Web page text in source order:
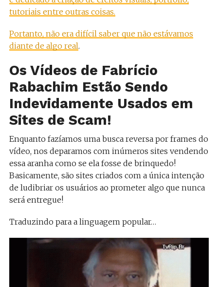
tutoriais entre outras coisas.
Portanto, não era difícil saber que não estávamos
diante de algo real.
Os Vídeos de Fabrício
Rabachim Estão Sendo
Indevidamente Usados em
Sites de Scam!
Enquanto fazíamos uma busca reversa por frames do
vídeo, nos deparamos com inúmeros sites vendendo
essa aranha como se ela fosse de brinquedo!
Basicamente, são sites criados com a única intenção
de ludibriar os usuários ao prometer algo que nunca
será entregue!
Traduzindo para a linguagem popular…